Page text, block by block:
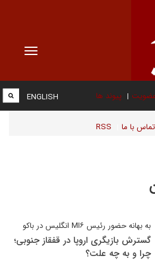
Toggle
پیوند ها
تماس با ما RSS
ENGLISH
به بهانه حضور رئیس MI۶ انگلیس در باکو
گسترش بازیگری اروپا در قفقاز جنوبی؛
چرا و به چه علت؟